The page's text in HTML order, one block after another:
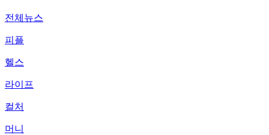
전체뉴스
피플
헬스
라이프
컬처
머니